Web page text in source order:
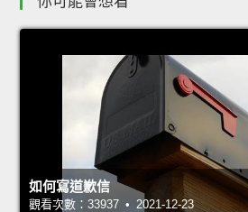
如何寫道歉信
觀看次數：33937 • 2021-12-23